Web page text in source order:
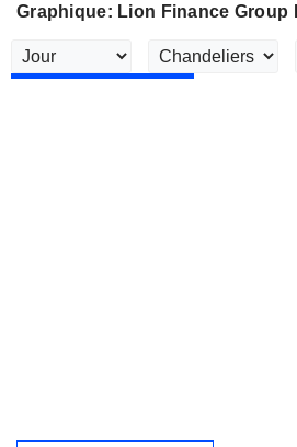
Graphique: Lion Finance Group